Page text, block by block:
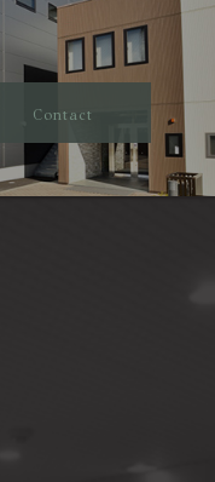
Contact